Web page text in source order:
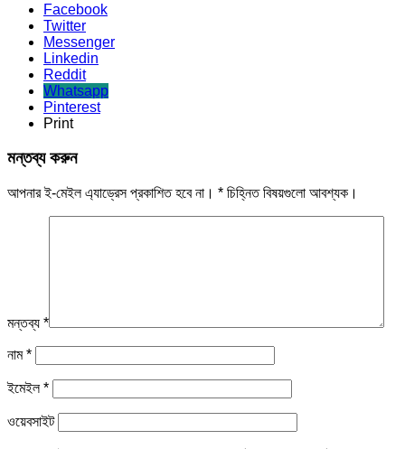
Facebook
Twitter
Messenger
Linkedin
Reddit
Whatsapp
Pinterest
Print
মন্তব্য করুন
আপনার ই-মেইল এ্যাড্রেস প্রকাশিত হবে না। * চিহ্নিত বিষয়গুলো আবশ্যক।
মন্তব্য *
নাম*
ইমেইল*
ওয়েবসাইট